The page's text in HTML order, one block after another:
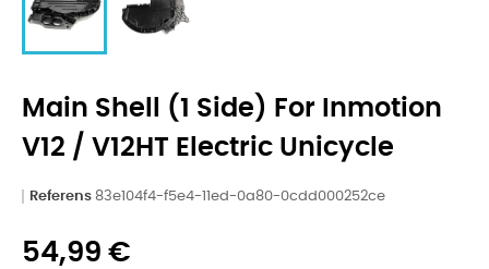
Main Shell (1 Side) For Inmotion
V12 / V12HT Electric Unicycle
Referens 83e104f4-f5e4-11ed-0a80-0cdd000252ce
54,99 €